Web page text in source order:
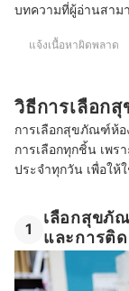
บทความที่ผู้อ่านสาม
แจ้งเนื้อหาผิดพลาด
วิธีการเลือก
การเลือกสุขภัณฑ์ห้อ
การเลือกทุกชิ้น เพร
ประจำทุกวัน เพื่อให้
1
เลือกสุขภั
และการติ